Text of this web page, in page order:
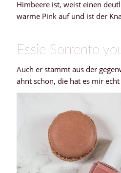
Himbeere ist, weist einen
warme Pink auf und ist der
Essie Sorrento
Auch er stammt aus der
ahnt schon, die hat es mir